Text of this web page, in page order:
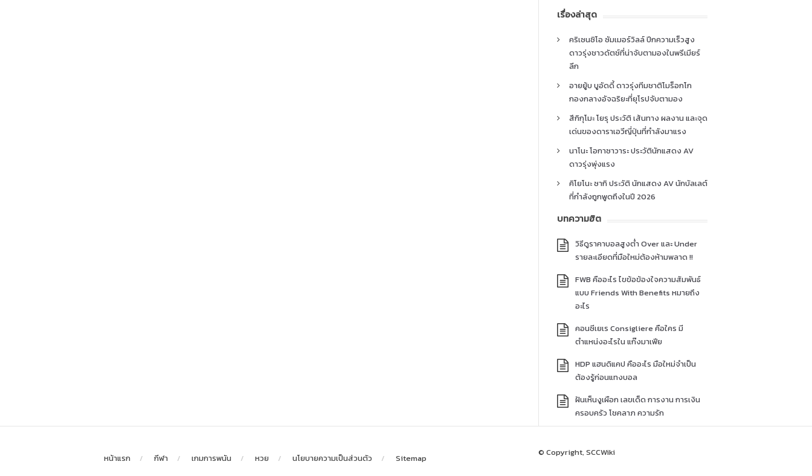
เรื่องล่าสุด
คริเซนซิโอ ซัมเมอร์วิลล์ ปีกความเร็วสูง
ดาวรุ่งชาวดัตช์ที่น่าจับตามองในพรีเมียร์
ลีก
อายยู้บ บูอัดดี้ ดาวรุ่งทีมชาติโมร็อกโก
กองกลางอัจฉริยะที่ยุโรปจับตามอง
สึกิกุโมะ โยรุ ประวัติ เส้นทาง ผลงาน และจุด
เด่นของดาราเอวีญี่ปุ่นที่กำลังมาแรง
นาโนะ โอกาซาวาระ ประวัตินักแสดง AV
ดาวรุ่งพุ่งแรง
คิโยโนะ ซากิ ประวัติ นักแสดง AV นักบัลเลต์
ที่กำลังถูกพูดถึงในปี 2026
บทความฮิต
วิธีดูราคาบอลสูงต่ำ Over และ Under
รายละเอียดที่มือใหม่ต้องห้ามพลาด !!
FWB คืออะไร ไขข้อข้องใจความสัมพันธ์
แบบ Friends With Benefits หมายถึง
อะไร
คอนซีเยเร Consigliere คือใคร มี
ตำแหน่งอะไรใน แก๊งมาเฟีย
HDP แฮนดิแคป คืออะไร มือใหม่จำเป็น
ต้องรู้ก่อนแทงบอล
ฝันเห็นงูเผือก เลขเด็ด การงาน การเงิน
ครอบครัว โชคลาภ ความรัก
หน้าแรก กีฬา เกมการพนัน หวย นโยบายความเป็นส่วนตัว Sitemap
© Copyright, SCCWiki